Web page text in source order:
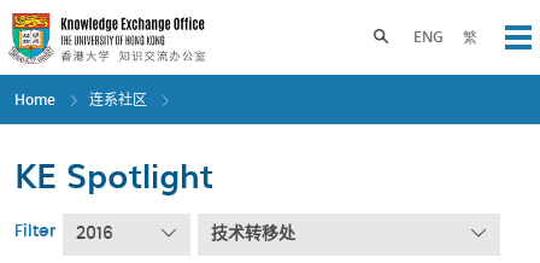
Skip
to
main
content
ENG 繁
Toggle search panel
Home 连系社区
KE Spotlight
Filter 2016 技术转移处